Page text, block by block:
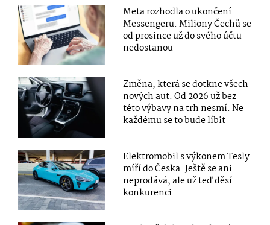
Meta rozhodla o ukončení
Messengeru. Miliony Čechů se
od prosince už do svého účtu
nedostanou
Změna, která se dotkne všech
nových aut: Od 2026 už bez
této výbavy na trh nesmí. Ne
každému se to bude líbit
Elektromobil s výkonem Tesly
míří do Česka. Ještě se ani
neprodává, ale už teď děsí
konkurenci